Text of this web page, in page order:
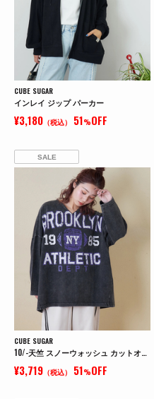
CUBE SUGAR
インレイ ジップ パーカー
¥3,180 （税込） 51%OFF
SALE
CUBE SUGAR
10/-天竺 スノーウォッシュ カットオフ Vネック プルオーバー
¥3,719 （税込） 51%OFF